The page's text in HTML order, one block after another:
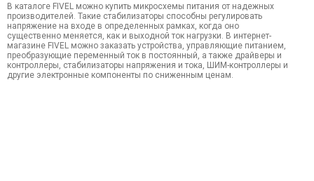
В каталоге FIVEL можно купить микросхемы питания от надежных
производителей. Такие стабилизаторы способны регулировать
напряжение на входе в определенных рамках, когда оно
существенно меняется, как и выходной ток нагрузки. В интернет-
магазине FIVEL можно заказать устройства, управляющие питанием,
преобразующие переменный ток в постоянный, а также драйверы и
контроллеры, стабилизаторы напряжения и тока, ШИМ-контроллеры и
другие электронные компоненты по сниженным ценам.